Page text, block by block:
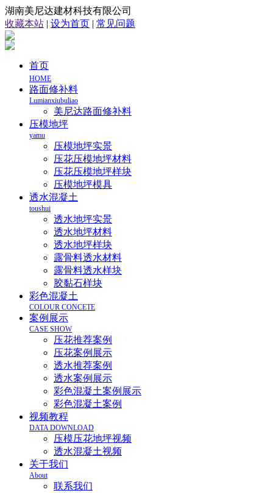
湖南美尼达建材科技有限公司
收藏本站 | 设为首页 | 常见问题
首页
HOME
路面修补料
Lumianxiubuliao
美尼达路面修补料
压模地坪
yamu
压模地坪实景
压花压模地坪材料
压花压模地坪样块
压模地坪模具
透水混凝土
toushui
透水地坪实景
透水地坪材料
透水地坪样块
露骨料透水材料
露骨料透水样块
胶黏石样块
彩色混凝土
COLOUR CONCETE
案例展示
CASE SHOW
压花推荐案例
压花案例展示
透水推荐案例
透水案例展示
彩色混凝土案例展示
彩色混凝土案例
视频教程
DATA DOWNLOAD
压模压花地坪视频
透水混凝土视频
关于我们
About
联系我们